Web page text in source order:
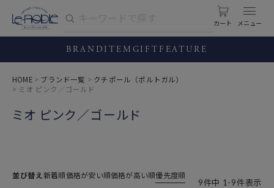
カート
BRANDITEM GIFT FEATURE
HOME ブランド一覧
クチポール（ポルトガル）
ミオ ピンク／ゴールド
ミオ ピンク／ゴールド
並び替え 新着順価格が安い順価格が高い順優先度順
9件中 1 -9件表示